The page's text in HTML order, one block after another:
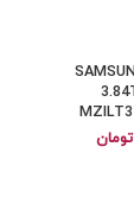
تومان